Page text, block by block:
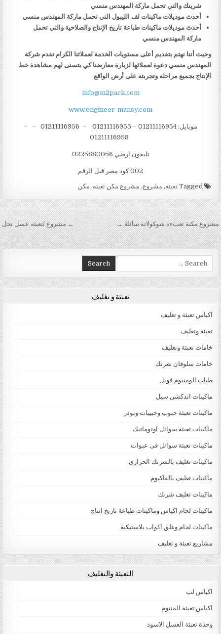
شرينك والتي تحمل ماركة المهندس منسي
أحدث موديلات ماكينات لف الليبول التي تحمل ماركة المهندس منسي
أحدث موديلات ماكينات طباعة تاريخ الإنتاج والصلاحية والتي تحمل
ماركة المهندس منسي
وحيث أننا نهتم بتقديم أعلى مستويات الخدمة لعملائنا الكرام تقدم شركة
المهندس منسي دعوة لعملائها لزيارة معارضنا كي يتسنى لهم مشاهدة خط
الإنتاج بجميع مراحله وتجربته على أرض الواقع
info@m2pack.com
www.engineer-mansy.com
موبايل: 01211116954 – 01211116955 – 01211116956 – –
تليفون ارضي 0225880056
002 كود مصر قبل الرقم
Tagged تعبئه, مشروع, مشروع مكن تعبئه, مكن
تصفّح المقالات ← مشروع لتعبئه عسل نحل مشروع مكنة تعبءة شوكولاتة سائلة →
Search for:
تعبئة و تغليف
اكياس تعبئة و تغليف
تعبئة وتغليف
خامات تعبئة وتغليف
خامات سلوفان شرنك
طبات الومنيوم فويل
ماكينات اندكشن سيل
ماكينات تعبئة حبوب وحبيبات وبودر
ماكينات تعبئة سوائل اوتوماتيك
ماكينات تعبئة سوائل فى عبوات
ماكينات تغليف بالشرنك الحراري
ماكينات تغليف بالفاكيوم
ماكينات تغليف شرنك
ماكينات لحام اكياس وماكينات طباعة تاريخ انتاج
ماكينات لحام وغلق اكواب بلاستيكية
مشاريع تعبئة و تغليف
التعبئة والتغليف
اكياس لب
اكياس تعبئة المنيوم
وحدة تعبئة العسل الاسود